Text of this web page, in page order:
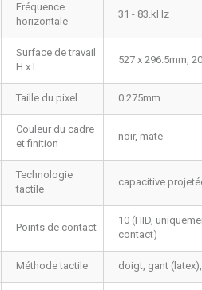
Fréquence
horizontale
31 - 83.kHz
Surface de travail
H x L
527 x 296.5mm,
Taille du pixel 0.275mm
Couleur du cadre
et finition
noir, mate
Technologie
tactile
capacitive
Points de contact
10 (HID,
contact)
Méthode tactile doigt, gant